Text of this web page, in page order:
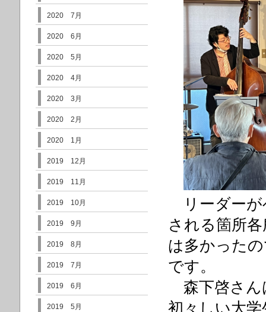
リーダーが
される箇所
は多かった
です。
森下啓さん
初々しい大
2020 7月
2020 6月
2020 5月
2020 4月
2020 3月
2020 2月
2020 1月
2019 12月
2019 11月
2019 10月
2019 9月
2019 8月
2019 7月
2019 6月
2019 5月